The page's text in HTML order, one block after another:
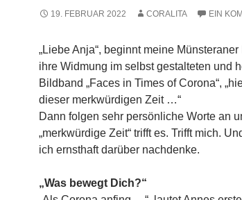
19. FEBRUAR 2022 CORALITA EIN
„Liebe Anja“, beginnt meine
ihre Widmung im selbst gestalteten und
Bildband „Faces in Times of Corona“,
dieser merkwürdigen Zeit …“
Dann folgen sehr persönliche Worte an
„merkwürdige Zeit“ trifft es. Trifft mich.
ich ernsthaft darüber nachdenke.
„Was bewegt Dich?“